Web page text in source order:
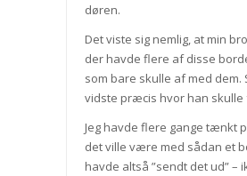
døren.
Det viste sig nemlig, at min
der havde flere af disse
som bare skulle af med dem.
vidste præcis hvor han skulle
Jeg havde flere gange tænkt
det ville være med sådan et
havde altså ”sendt det ud” –